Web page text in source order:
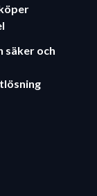
säker och